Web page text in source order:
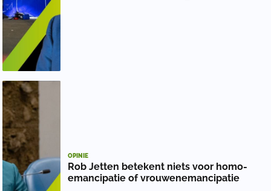
OPINIE
Rob Jetten betekent niets voor homo-
emancipatie of vrouwenemancipatie